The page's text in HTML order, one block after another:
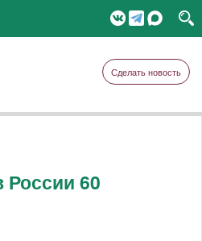
Сделать новость
России 60